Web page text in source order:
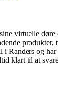
virtuelle døre
produkter,
i Randers og har
klart til at